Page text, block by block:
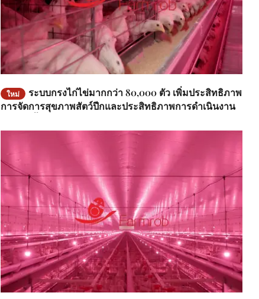
ใหม่
ระบบกรงไก่ไข่มากกว่า 80,000 ตัว เพิ่มประสิทธิภาพ
การจัดการสุขภาพสัตว์ปีกและประสิทธิภาพการดำเนินงาน